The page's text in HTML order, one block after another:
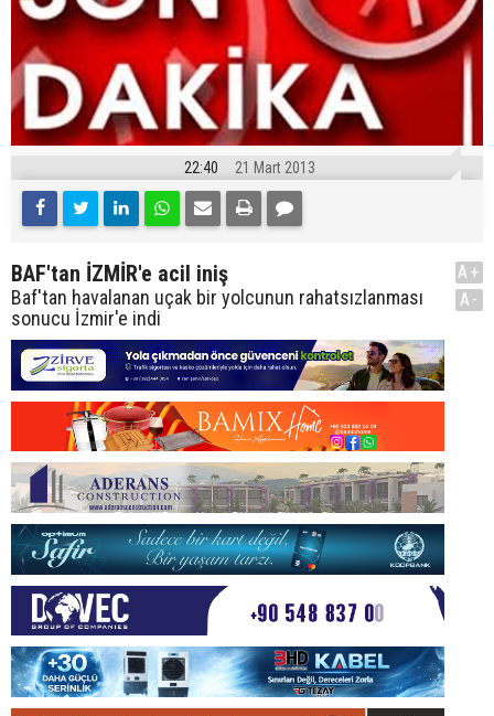
22:40 21 Mart 2013
BAF'tan İZMİR'e acil iniş
Baf'tan havalanan uçak bir yolcunun rahatsızlanması
sonucu İzmir'e indi
A+
A-